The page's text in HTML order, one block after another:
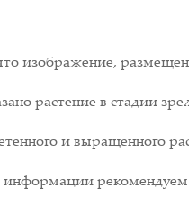
изображение,
растение в стадии
и выращенного
рекомендуем